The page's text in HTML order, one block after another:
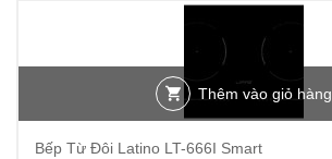
Thêm vào giỏ hàng
Bếp Từ Đôi Latino LT-666I Smart